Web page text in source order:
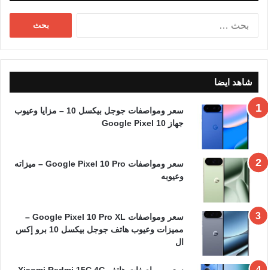
شاهد ايضا
سعر ومواصفات جوجل بيكسل 10 – مزايا وعيوب
جهاز Google Pixel 10
سعر ومواصفات Google Pixel 10 Pro – ميزاته
وعيوبه
سعر ومواصفات Google Pixel 10 Pro XL –
مميزات وعيوب هاتف جوجل بيكسل 10 برو إكس
ال